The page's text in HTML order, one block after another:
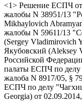
<1> Решение ЕСПЧ
жалобы N 38951/13
Mikhaylovich
жалобы N 59611/13
(Sergey Vladimirovich
Якубовский (Aleksey
Российской
палаты ЕСПЧ по делу
жалоба N 8917/05, §
ЕСПЧ по делу
Georgia) от